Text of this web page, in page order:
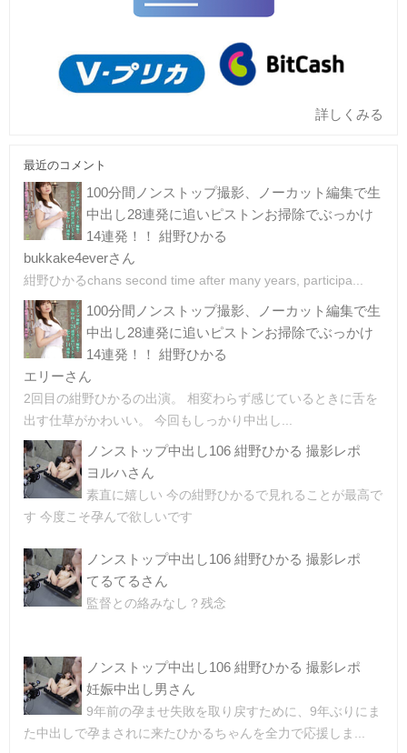
詳しくみる
最近のコメント
100分間ノンストップ撮影、ノーカット編集で生
中出し28連発に追いピストンお掃除でぶっかけ
14連発！！ 紺野ひかる
bukkake4everさん
紺野ひかるchans second time after many years, participa...
100分間ノンストップ撮影、ノーカット編集で生
中出し28連発に追いピストンお掃除でぶっかけ
14連発！！ 紺野ひかる
エリーさん
2回目の紺野ひかるの出演。 相変わらず感じているときに舌を
出す仕草がかわいい。 今回もしっかり中出し...
ノンストップ中出し106 紺野ひかる 撮影レポ
ヨルハさん
素直に嬉しい 今の紺野ひかるで見れることが最高で
す 今度こそ孕んで欲しいです
ノンストップ中出し106 紺野ひかる 撮影レポ
てるてるさん
監督との絡みなし？残念
ノンストップ中出し106 紺野ひかる 撮影レポ
妊娠中出し男さん
9年前の孕ませ失敗を取り戻すために、9年ぶりにま
た中出しで孕まされに来たひかるちゃんを全力で応援しま...